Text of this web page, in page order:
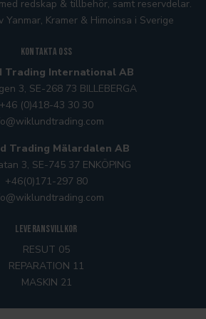
redskap & tillbehör, samt reservdelar.
Yanmar, Kramer & Himoinsa i Sverige
Kontakta oss
Trading International AB
3, SE-268 73 BILLEBERGA
+46 (0)418-43 30 30
Trading Mälardalen AB
3, SE-745 37 ENKÖPING
+46(0)171-297 80
Leveransvillkor
RESUT 05
REPARATION 11
MASKIN 21